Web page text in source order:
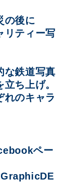
の後に
リティー写
な鉄道写真
ち上げ。
れのキャラ
ペー